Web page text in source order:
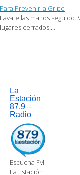
Para Prevenir la Gripe
Lavate las manos
lugares cerrados.…
navigation
La
Estación
87.9 –
Radio
Escucha FM
La Estación